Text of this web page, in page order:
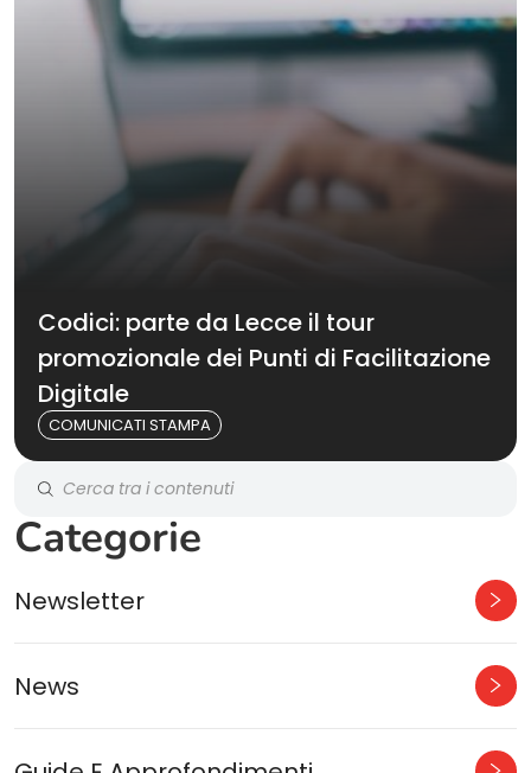
Codici: parte da Lecce il tour
promozionale dei Punti di Facilitazione
Digitale
COMUNICATI STAMPA
Categorie
Newsletter
News